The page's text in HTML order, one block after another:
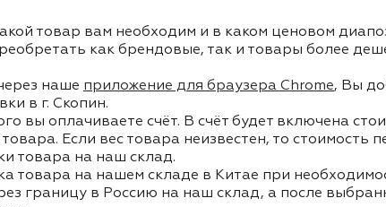
товар вам необходим и в каком ценовом
как брендовые, так и товары более
наше приложение для браузера Chrome, Вы
в г. Скопин.
вы оплачиваете счёт. В счёт будет включена
Если вес товара неизвестен, то стоимость
товара на наш склад.
товара на нашем складе в Китае при
границу в Россию на наш склад, а после